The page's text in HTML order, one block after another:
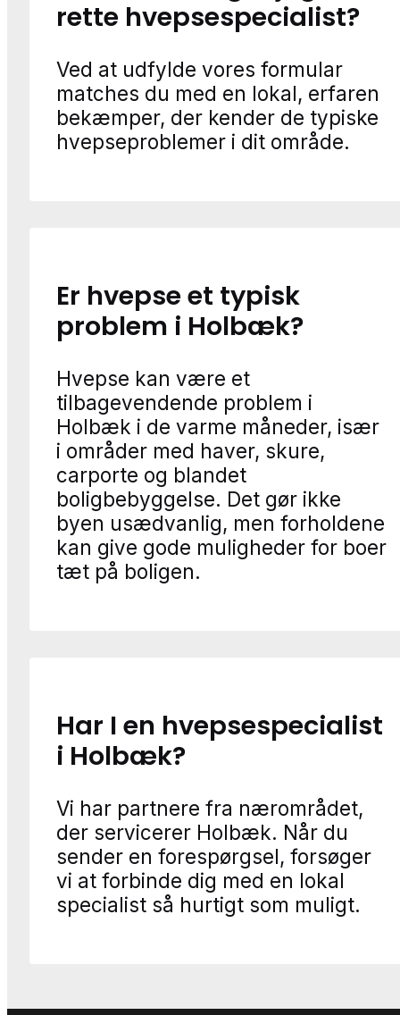
rette hvepsespecialist?
Ved at udfylde vores formular
matches du med en lokal, erfaren
bekæmper, der kender de typiske
hvepseproblemer i dit område.
Er hvepse et typisk
problem i Holbæk?
Hvepse kan være et
tilbagevendende problem i
Holbæk i de varme måneder, især
i områder med haver, skure,
carporte og blandet
boligbebyggelse. Det gør ikke
byen usædvanlig, men forholdene
kan give gode muligheder for boer
tæt på boligen.
Har I en hvepsespecialist
i Holbæk?
Vi har partnere fra nærområdet,
der servicerer Holbæk. Når du
sender en forespørgsel, forsøger
vi at forbinde dig med en lokal
specialist så hurtigt som muligt.